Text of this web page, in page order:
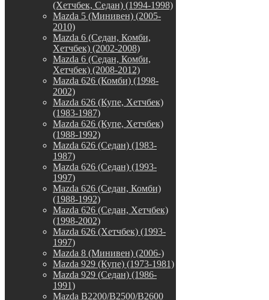
(Хетчбек, Седан) (1994-1998)
Mazda 5 (Минивен) (2005-
2010)
Mazda 6 (Седан, Комби,
Хетчбек) (2002-2008)
Mazda 6 (Седан, Комби,
Хетчбек) (2008-2012)
Mazda 626 (Комби) (1998-
2002)
Mazda 626 (Купе, Хетчбек)
(1983-1987)
Mazda 626 (Купе, Хетчбек)
(1988-1992)
Mazda 626 (Седан) (1983-
1987)
Mazda 626 (Седан) (1993-
1997)
Mazda 626 (Седан, Комби)
(1988-1992)
Mazda 626 (Седан, Хетчбек)
(1998-2002)
Mazda 626 (Хетчбек) (1993-
1997)
Mazda 8 (Минивен) (2006-)
Mazda 929 (Купе) (1973-1981)
Mazda 929 (Седан) (1986-
1991)
Mazda B2200/B2500/B2600